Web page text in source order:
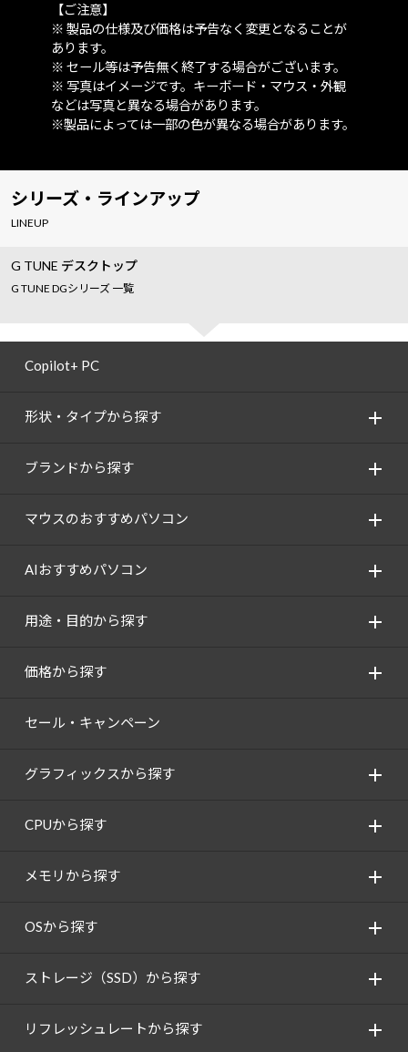
【ご注意】
※ 製品の仕様及び価格は予告なく変更となることが
あります。
※ セール等は予告無く終了する場合がございます。
※ 写真はイメージです。キーボード・マウス・外観
などは写真と異なる場合があります。
※製品によっては一部の色が異なる場合があります。
シリーズ・ラインアップ
LINEUP
G TUNE デスクトップ
G TUNE DGシリーズ 一覧
Copilot+ PC
形状・タイプから探す
ブランドから探す
マウスのおすすめパソコン
AIおすすめパソコン
用途・目的から探す
価格から探す
セール・キャンペーン
グラフィックスから探す
CPUから探す
メモリから探す
OSから探す
ストレージ（SSD）から探す
リフレッシュレートから探す